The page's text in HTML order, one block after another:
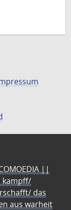
||
kampff/
das
aus warheit